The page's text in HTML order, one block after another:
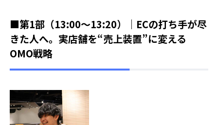
■第1部（13:00～13:20）｜ECの打ち手が尽
きた人へ。実店舗を“売上装置”に変える
OMO戦略